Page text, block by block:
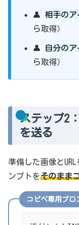
👤相手のア
ら取得）
👤 自分のア
ら取得）
ステップ2
を送る
準備した画像と
ンプトをそのまま
コピペ専用プロ